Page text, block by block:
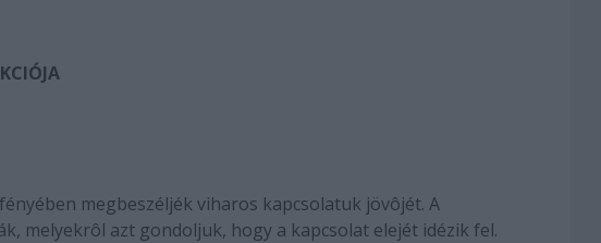
megbeszéljék viharos kapcsolatuk jövôjét. A
melyekrôl azt gondoljuk, hogy a kapcsolat elejét idézik fel.